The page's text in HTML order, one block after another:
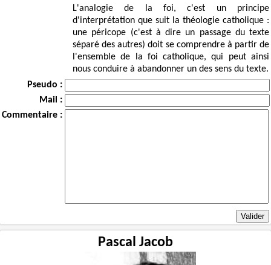
L'analogie de la foi, c'est un principe
d'interprétation que suit la théologie catholique :
une péricope (c'est à dire un passage du texte
séparé des autres) doit se comprendre à partir de
l'ensemble de la foi catholique, qui peut ainsi
nous conduire à abandonner un des sens du texte.
Pseudo :
Mail :
Commentaire :
Pascal Jacob